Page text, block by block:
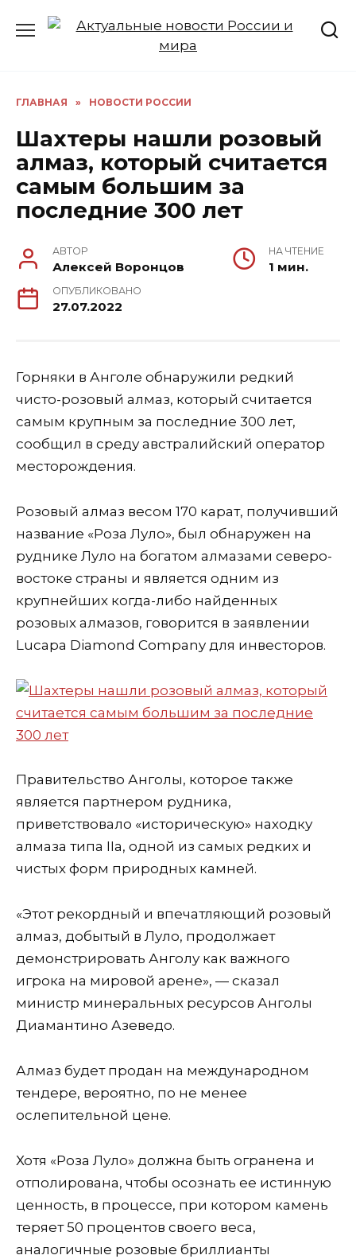
ГЛАВНАЯ » НОВОСТИ РОССИИ
Шахтеры нашли розовый
алмаз, который считается
самым большим за
последние 300 лет
АВТОР
Алексей Воронцов
НА ЧТЕНИЕ
1 мин.
ОПУБЛИКОВАНО
27.07.2022
Горняки в Анголе обнаружили редкий
чисто-розовый алмаз, который считается
самым крупным за последние 300 лет,
сообщил в среду австралийский оператор
месторождения.
Розовый алмаз весом 170 карат, получивший
название «Роза Луло», был обнаружен на
руднике Луло на богатом алмазами северо-
востоке страны и является одним из
крупнейших когда-либо найденных
розовых алмазов, говорится в заявлении
Lucapa Diamond Company для инвесторов.
Правительство Анголы, которое также
является партнером рудника,
приветствовало «историческую» находку
алмаза типа IIa, одной из самых редких и
чистых форм природных камней.
«Этот рекордный и впечатляющий розовый
алмаз, добытый в Луло, продолжает
демонстрировать Анголу как важного
игрока на мировой арене», — сказал
министр минеральных ресурсов Анголы
Диамантино Азеведо.
Алмаз будет продан на международном
тендере, вероятно, по не менее
ослепительной цене.
Хотя «Роза Луло» должна быть огранена и
отполирована, чтобы осознать ее истинную
ценность, в процессе, при котором камень
теряет 50 процентов своего веса,
аналогичные розовые бриллианты